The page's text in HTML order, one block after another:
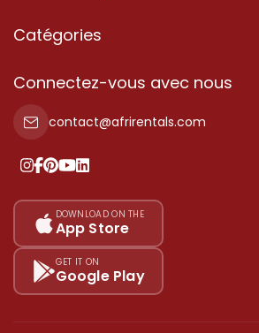
À Propos
Conditions d'Utilisation
Politique de Confidentialité
Nos tarifs
Plan du site
Catégories
Propriété
Propriété à vendre
Propriété à louer
Ajoutez votre témoignage
Connectez-vous avec nous
contact@afrirentals.com
DOWNLOAD ON THE
App Store
GET IT ON
Google Play